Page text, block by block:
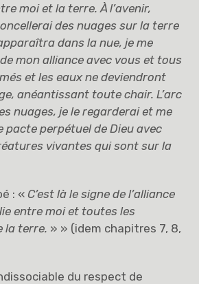
moi et la terre. À l’avenir,
des nuages sur la terre
dans la nue, je me
mon alliance avec vous et tous
et les eaux ne deviendront
anéantissant toute chair. L’arc
nuages, je le regarderai et me
pacte perpétuel de Dieu avec
vivantes qui sont sur la
: « C’est là le signe de l’alliance
entre moi et toutes les
la terre. » » (idem chapitres 7, 8,
du respect de